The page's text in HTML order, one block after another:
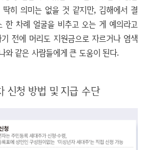
히 의미는 없을 것 같지만, 김해에서 결
한 차례 얼굴을 비추고 오는 게 예의라고
전에 머리도 지원금으로 자르거나 염색
와 같은 사람들에게 큰 도움이 된다.
신청 방법 및 지급 수단